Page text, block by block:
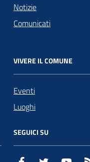
Notizie
Comunicati
VIVERE IL COMUNE
Eventi
Luoghi
SEGUICI SU